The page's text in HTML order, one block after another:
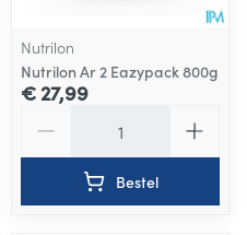
Nutrilon
Nutrilon Ar 2 Eazypack 800g
€ 27,99
Bestel